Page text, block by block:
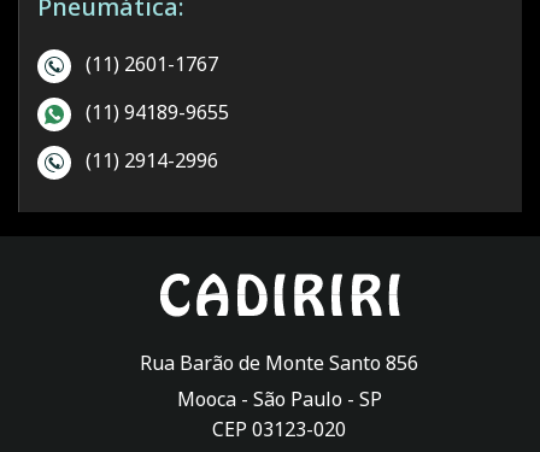
Pneumática:
(11) 2601-1767
(11) 94189-9655
(11) 2914-2996
Rua Barão de Monte Santo 856
Mooca - São Paulo- SP
CEP 03123-020